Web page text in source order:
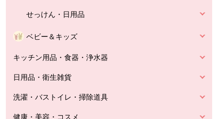
せっけん・日用品
ベビー＆キッズ
キッチン用品・食器・浄水器
日用品・衛生雑貨
洗濯・バストイレ・掃除道具
健康・美容・コスメ